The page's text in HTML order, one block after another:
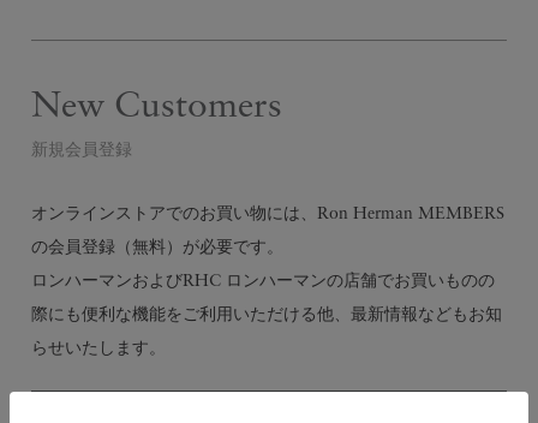
New Customers
新規会員登録
オンラインストアでのお買い物には、Ron Herman MEMBERS
の会員登録（無料）が必要です。
ロンハーマンおよびRHC ロンハーマンの店舗でお買いものの
際にも便利な機能をご利用いただける他、最新情報などもお知
らせいたします。